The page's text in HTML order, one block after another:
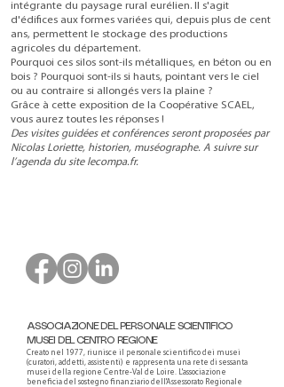
intégrante du paysage rural eurélien. Il s'agit
d'édifices aux formes variées qui, depuis plus de cent
ans, permettent le stockage des productions
agricoles du département.
Pourquoi ces silos sont-ils métalliques, en béton ou en
bois ? Pourquoi sont-ils si hauts, pointant vers le ciel
ou au contraire si allongés vers la plaine ?
Grâce à cette exposition de la Coopérative SCAEL,
vous aurez toutes les réponses !
Des visites guidées et conférences seront proposées par
Nicolas Loriette, historien, muséographe. A suivre sur
l’agenda du site lecompa.fr.
ASSOCIAZIONE DEL PERSONALE SCIENTIFICO
MUSEI DEL CENTRO REGIONE
Creato nel 1977, riunisce il personale scientifico dei musei
(curatori, addetti, assistenti) e rappresenta una rete di sessanta
musei della regione Centre-Val de Loire. L'associazione
beneficia del sostegno finanziario dell'Assessorato Regionale